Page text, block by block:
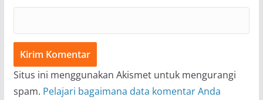
Situs ini menggunakan Akismet untuk mengurangi
spam. Pelajari bagaimana data komentar Anda